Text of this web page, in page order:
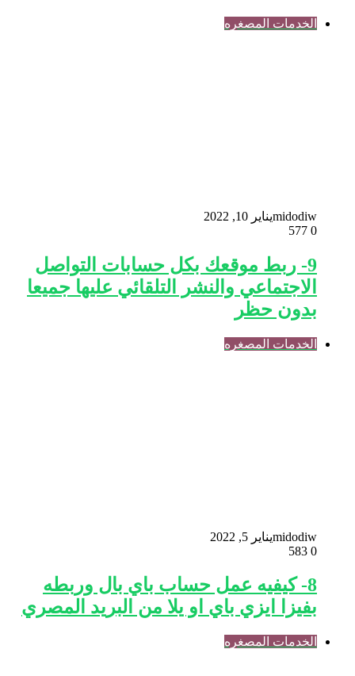
الخدمات المصغره
midodiwيناير 10, 2022
0
9- ربط موقعك بكل حسابات التواصل
الاجتماعي والنشر التلقائي عليها جميعا
بدون حظر
الخدمات المصغره
midodiwيناير 5, 2022
0
8- كيفيه عمل حساب باي بال وربطه
بفيزا ايزي باي او يلا من البريد المصري
الخدمات المصغره